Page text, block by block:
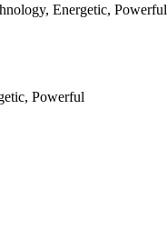
Energetic, Powerful
Powerful